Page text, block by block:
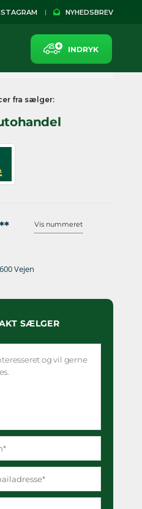
NYHEDSBREV
INDRYK
fra sælger:
Vis nummeret
Vejen
SÆLGER